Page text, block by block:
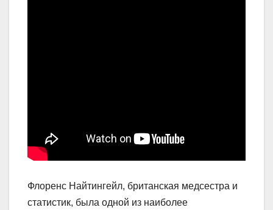
Флоренс Найтингейл, британская медсестра и
статистик, была одной из наиболее